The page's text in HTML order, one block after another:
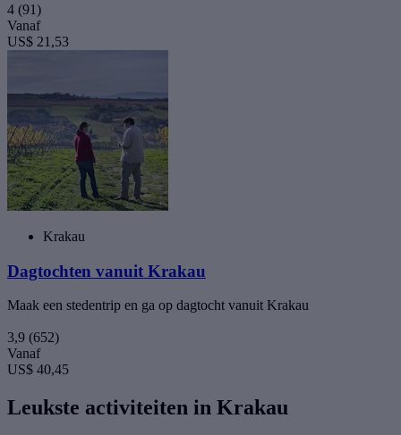
4 (91)
Vanaf
US$ 21,53
Krakau
Dagtochten vanuit Krakau
Maak een stedentrip en ga op dagtocht vanuit Krakau
3,9 (652)
Vanaf
US$ 40,45
Leukste activiteiten in Krakau